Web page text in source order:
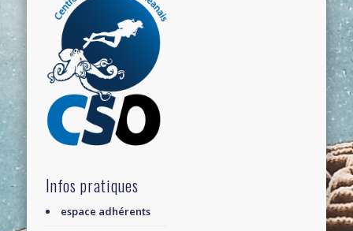
Infos pratiques
espace adhérents